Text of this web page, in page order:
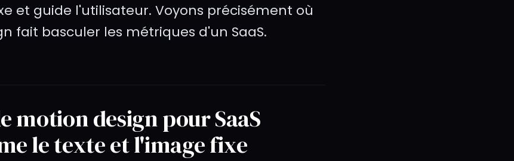
et guide l'utilisateur. Voyons précisément où
fait basculer les métriques d'un SaaS.
motion design pour SaaS
le texte et l'image fixe